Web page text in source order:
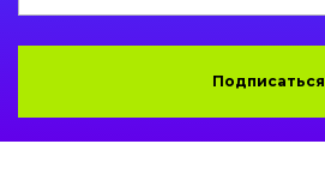
Подписаться